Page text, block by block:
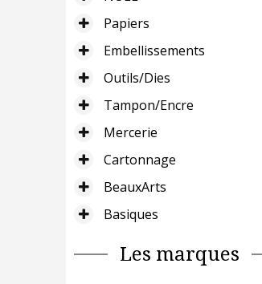
Papiers
Embellissements
Outils/Dies
Tampon/Encre
Mercerie
Cartonnage
BeauxArts
Basiques
Les marques